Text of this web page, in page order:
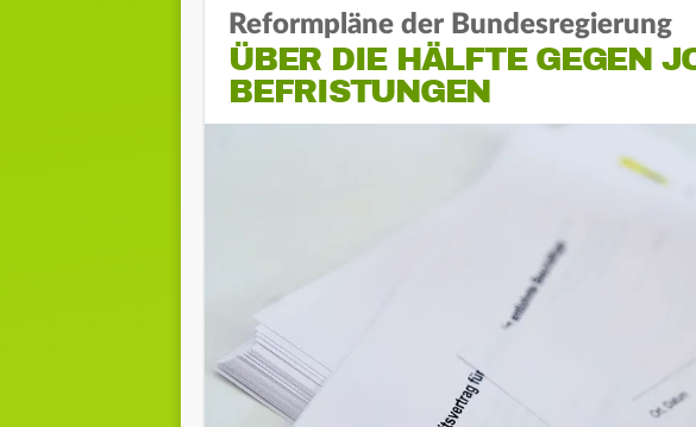
Reformpläne der Bundesregierung
ÜBER DIE HÄLFTE GEGEN
BEFRISTUNGEN